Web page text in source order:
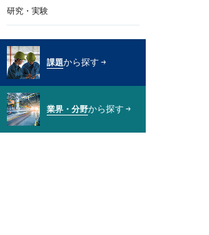
研究・実験
課題から探す
業界・分野から探す